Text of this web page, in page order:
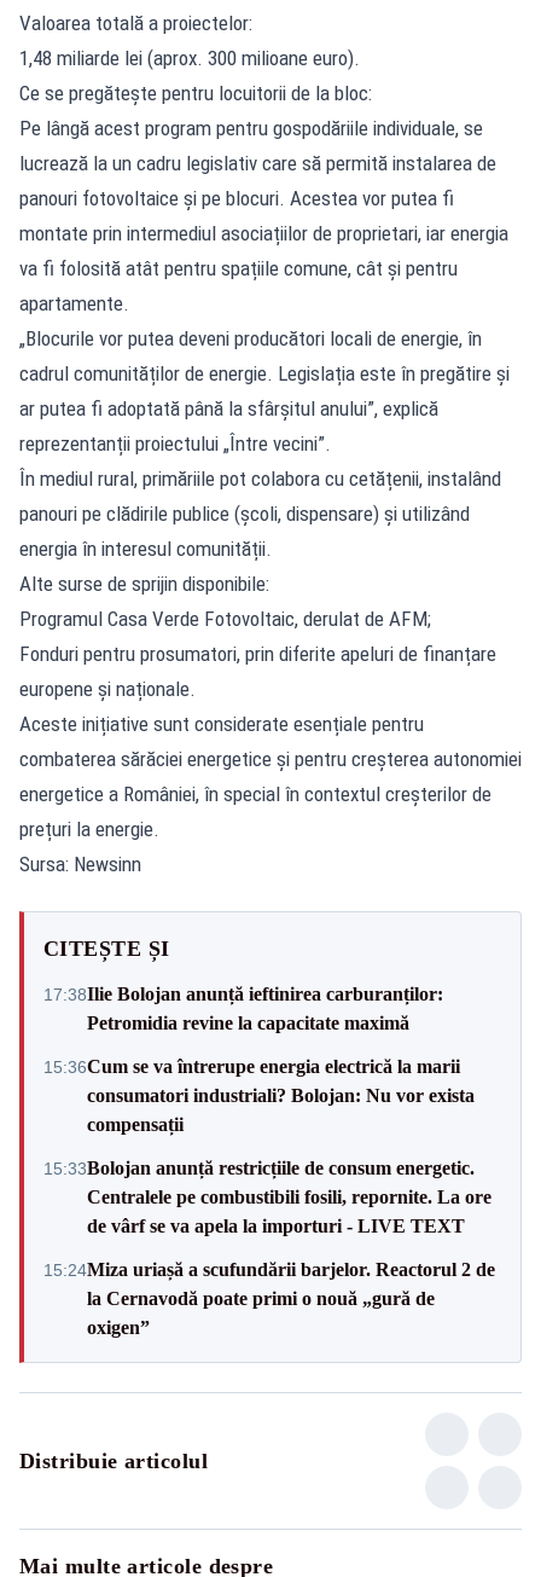
Valoarea totală a proiectelor:
1,48 miliarde lei (aprox. 300 milioane euro).
Ce se pregătește pentru locuitorii de la bloc:
Pe lângă acest program pentru gospodăriile individuale, se
lucrează la un cadru legislativ care să permită instalarea de
panouri fotovoltaice și pe blocuri. Acestea vor putea fi
montate prin intermediul asociațiilor de proprietari, iar energia
va fi folosită atât pentru spațiile comune, cât și pentru
apartamente.
„Blocurile vor putea deveni producători locali de energie, în
cadrul comunităților de energie. Legislația este în pregătire și
ar putea fi adoptată până la sfârșitul anului”, explică
reprezentanții proiectului „Între vecini”.
În mediul rural, primăriile pot colabora cu cetățenii, instalând
panouri pe clădirile publice (școli, dispensare) și utilizând
energia în interesul comunității.
Alte surse de sprijin disponibile:
Programul Casa Verde Fotovoltaic, derulat de AFM;
Fonduri pentru prosumatori, prin diferite apeluri de finanțare
europene și naționale.
Aceste inițiative sunt considerate esențiale pentru
combaterea sărăciei energetice și pentru creșterea autonomiei
energetice a României, în special în contextul creșterilor de
prețuri la energie.
Sursa: Newsinn
CITEȘTE ȘI
17:38Ilie Bolojan anunță ieftinirea carburanților:
Petromidia revine la capacitate maximă
15:36Cum se va întrerupe energia electrică la marii
consumatori industriali? Bolojan: Nu vor exista
compensații
15:33Bolojan anunță restricțiile de consum energetic.
Centralele pe combustibili fosili, repornite. La ore
de vârf se va apela la importuri - LIVE TEXT
15:24Miza uriașă a scufundării barjelor. Reactorul 2 de
la Cernavodă poate primi o nouă „gură de
oxigen”
Distribuie articolul
Mai multe articole despre